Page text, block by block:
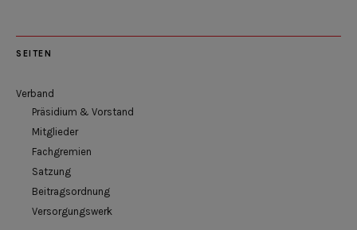
SEITEN
Verband
Präsidium & Vorstand
Mitglieder
Fachgremien
Satzung
Beitragsordnung
Versorgungswerk